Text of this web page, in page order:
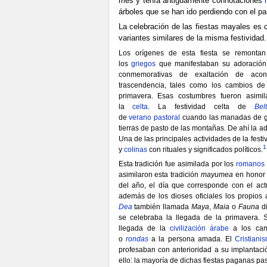
árboles que se han ido perdiendo con el
La celebración de las fiestas mayales es
variantes similares de la misma festividad.
Los orígenes de esta fiesta se
losgriegos que manifestaban su
conmemorativas de exaltación de
trascendencia, tales como los cambios
primavera. Esas costumbres fueron
lacelta . La festividad celta de
deverano pastoral cuando las manadas de
tierras de pasto de las montañas. De ahí la
Una de las principales actividades de la
y colinascon rituales y significados políticos. 1
Esta tradición fue asimilada por los romanos
asimilaron esta tradiciónmayumea en
del año, el día que corresponde con el
además de los dioses oficiales los propios
Dea también llamadaMaya ,Maia o Fauna
se celebraba la llegada de la primavera.
llegada de la civilización árabe a los
o rondasa la persona amada. El
profesaban con anterioridad a su
ello: la mayoría de dichas fiestas paganas